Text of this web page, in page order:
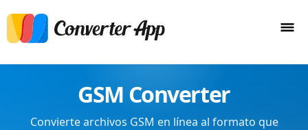
GSM Converter
Convierte archivos GSM en línea al formato que